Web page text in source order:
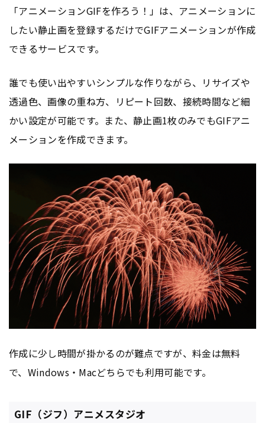
「アニメーションGIFを作ろう！」は、アニメーションに
したい静止画を登録するだけでGIFアニメーションが作成
できるサービスです。
誰でも使い出やすいシンプルな作りながら、リサイズや
透過色、画像の重ね方、リピート回数、接続時間など細
かい設定が可能です。また、静止画1枚のみでもGIFアニ
メーションを作成できます。
作成に少し時間が掛かるのが難点ですが、料金は無料
で、Windows・Macどちらでも利用可能です。
GIF（ジフ）アニメスタジオ